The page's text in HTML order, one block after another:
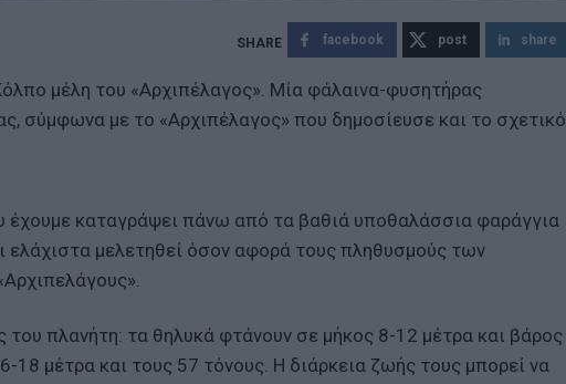
facebook post share
μέλη του «Αρχιπέλαγος». Μία φάλαινα-φυσητήρας
σύμφωνα με το «Αρχιπέλαγος» που δημοσίευσε και το σχετικό
έχουμε καταγράψει πάνω από τα βαθιά υποθαλάσσια φαράγγια
ελάχιστα μελετηθεί όσον αφορά τους πληθυσμούς των
πλανήτη: τα θηλυκά φτάνουν σε μήκος 8-12 μέτρα και βάρος
μέτρα και τους 57 τόνους. Η διάρκεια ζωής τους μπορεί να